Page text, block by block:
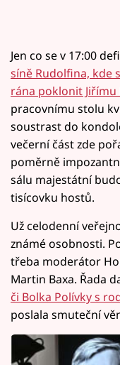
Jen co se v 17:00
síně Rudolfina, kde
rána poklonit Jiřímu
pracovnímu stolu
soustrast do
večerní část zde
poměrně
sálu majestátní
tisícovku hostů.
Už celodenní
známé osobnosti.
třeba moderátor
Martin Baxa. Řada
či Bolka Polívky s
poslala smuteční